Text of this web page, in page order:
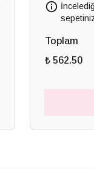
Toplam
₺ 562.50